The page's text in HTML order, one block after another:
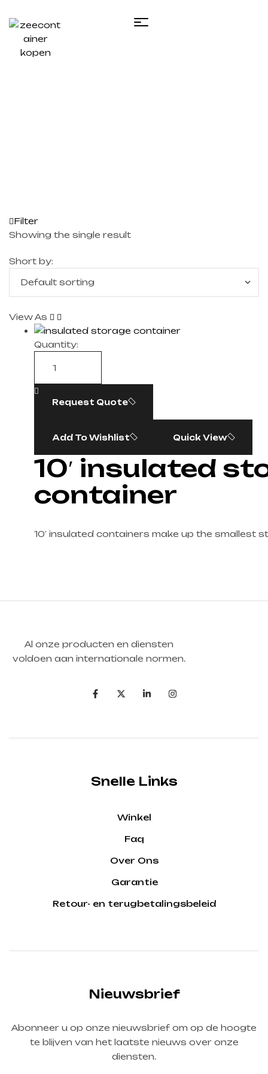
Filter
Showing the single result
Short by:
View As
Quantity:
Request Quote
Add To Wishlist Quick View
10′ insulated
container
10′ insulated containers make up the smallest
Al onze producten en diensten
voldoen aan internationale normen.
Snelle Links
Winkel
Faq
Over Ons
Garantie
Retour- en terugbetalingsbeleid
Nieuwsbrief
Abonneer u op onze nieuwsbrief om op de hoogte
te blijven van het laatste nieuws over onze
diensten.